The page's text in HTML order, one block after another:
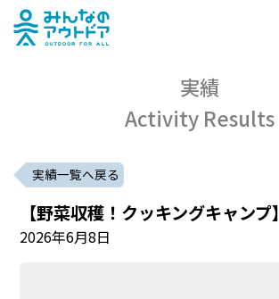
みんなのアウトドア
実績
Activity Results
実績一覧へ戻る
【野菜収穫！クッキングキャンプ】
2026年6月8日